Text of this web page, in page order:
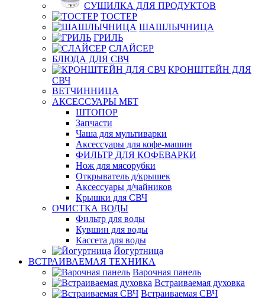
СУШИЛКА ДЛЯ ПРОДУКТОВ
ТОСТЕР
ШАШЛЫЧНИЦА
ГРИЛЬ
СЛАЙСЕР
БЛЮДА ДЛЯ СВЧ
КРОНШТЕЙН ДЛЯ
СВЧ
ВЕТЧИННИЦА
АКСЕССУАРЫ МБТ
ШТОПОР
Запчасти
Чаша для мультиварки
Аксессуары для кофе-машин
ФИЛЬТР ДЛЯ КОФЕВАРКИ
Нож для мясорубки
Открыватель д/крышек
Аксессуары д/чайников
Крышки для СВЧ
ОЧИСТКА ВОДЫ
Фильтр для воды
Кувшин для воды
Кассета для воды
Йогуртница
ВСТРАИВАЕМАЯ ТЕХНИКА
Варочная панель
Встраиваемая духовка
Встраиваемая СВЧ